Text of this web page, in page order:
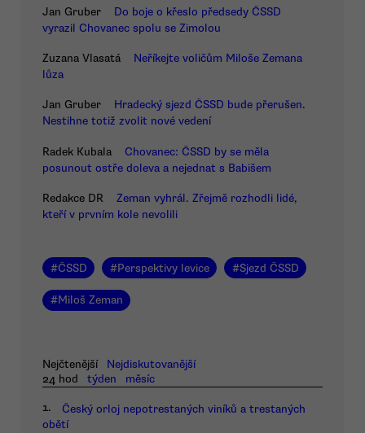
Jan Gruber
Do boje o křeslo předsedy ČSSD
vyrazil Chovanec spolu se Zimolou
Zuzana Vlasatá
Neříkejte voličům Miloše Zemana
lůza
Jan Gruber
Hradecký sjezd ČSSD bude přerušen.
Nestihne totiž zvolit nové vedení
Radek Kubala
Chovanec: ČSSD by se měla
posunout ostře doleva a nejednat s Babišem
Redakce DR
Zeman vyhrál. Zřejmě rozhodli lidé,
kteří v prvním kole nevolili
#ČSSD #Perspektivy levice #Sjezd ČSSD
#Miloš Zeman
Nejčtenější
Nejdiskutovanější
24 hod
týden měsíc
1.
Český orloj nepotrestaných viníků a trestaných
obětí